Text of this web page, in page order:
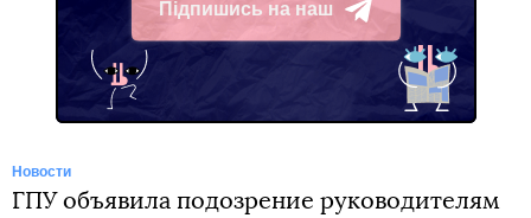
Підпишись на наш
Telegram
Новости
ГПУ объявила подозрение руководителям